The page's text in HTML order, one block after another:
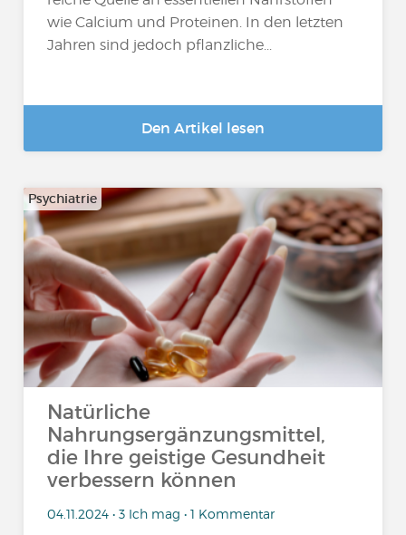
wie Calcium und Proteinen. In den letzten
Jahren sind jedoch pflanzliche...
Den Artikel lesen
Psychiatrie
Natürliche
Nahrungsergänzungsmittel,
die Ihre geistige Gesundheit
verbessern können
04.11.2024 • 3 Ich mag • 1 Kommentar